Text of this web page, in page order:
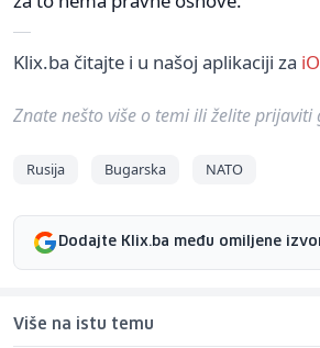
Klix.ba čitajte i u našoj aplikaciji za
Znate nešto više o temi ili želite prijaviti
Rusija Bugarska NATO
Dodajte Klix.ba među omiljene
Više na istu temu